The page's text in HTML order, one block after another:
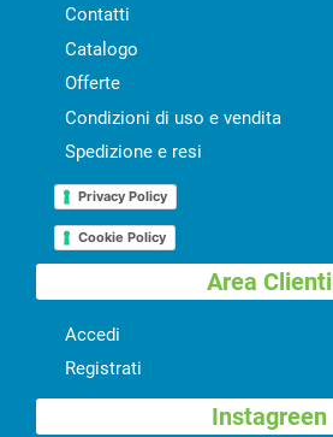
Contatti
Catalogo
Offerte
Condizioni di uso e vendita
Spedizione e resi
Privacy Policy
Cookie Policy
Area Clienti
Accedi
Registrati
Instagreen